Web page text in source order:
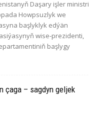
Daşary işler ministri
Howpsuzlyk we
başlyklyk edýän
wise-prezidenti,
başlygy
çaga – sagdyn geljek